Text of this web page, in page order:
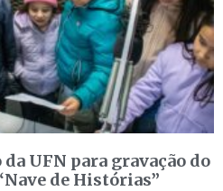
UFN para gravação do
de Histórias”